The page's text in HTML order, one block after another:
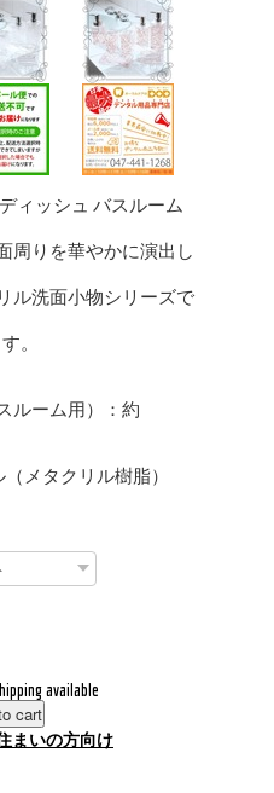
ィッシュ バスルーム
周りを華やかに演出し
ル洗面小物シリーズで
。
ルーム用）：約
メタクリル樹脂）
available
cart
まいの方向け